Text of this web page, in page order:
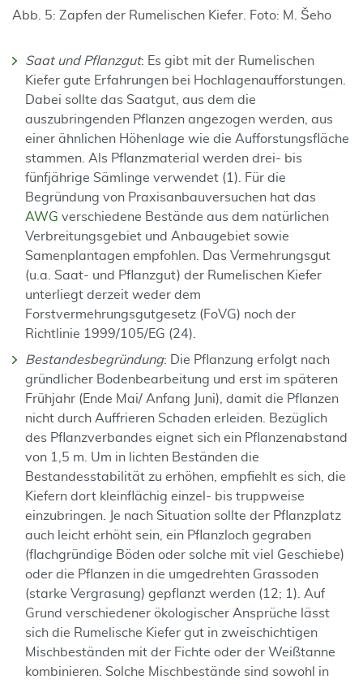
Abb. 5: Zapfen der Rumelischen Kiefer. Foto: M. Šeho
Saat und Pflanzgut: Es gibt mit der Rumelischen
Kiefer gute Erfahrungen bei Hochlagenaufforstungen.
Dabei sollte das Saatgut, aus dem die
auszubringenden Pflanzen angezogen werden, aus
einer ähnlichen Höhenlage wie die Aufforstungsfläche
stammen. Als Pflanzmaterial werden drei- bis
fünfjährige Sämlinge verwendet (1). Für die
Begründung von Praxisanbauversuchen hat das
AWG verschiedene Bestände aus dem natürlichen
Verbreitungsgebiet und Anbaugebiet sowie
Samenplantagen empfohlen. Das Vermehrungsgut
(u.a. Saat- und Pflanzgut) der Rumelischen Kiefer
unterliegt derzeit weder dem
Forstvermehrungsgutgesetz (FoVG) noch der
Richtlinie 1999/105/EG (24).
Bestandesbegründung: Die Pflanzung erfolgt nach
gründlicher Bodenbearbeitung und erst im späteren
Frühjahr (Ende Mai/ Anfang Juni), damit die Pflanzen
nicht durch Auffrieren Schaden erleiden. Bezüglich
des Pflanzverbandes eignet sich ein Pflanzenabstand
von 1,5 m. Um in lichten Beständen die
Bestandesstabilität zu erhöhen, empfiehlt es sich, die
Kiefern dort kleinflächig einzel- bis truppweise
einzubringen. Je nach Situation sollte der Pflanzplatz
auch leicht erhöht sein, ein Pflanzloch gegraben
(flachgründige Böden oder solche mit viel Geschiebe)
oder die Pflanzen in die umgedrehten Grassoden
(starke Vergrasung) gepflanzt werden (12; 1). Auf
Grund verschiedener ökologischer Ansprüche lässt
sich die Rumelische Kiefer gut in zweischichtigen
Mischbeständen mit der Fichte oder der Weißtanne
kombinieren. Solche Mischbestände sind sowohl in